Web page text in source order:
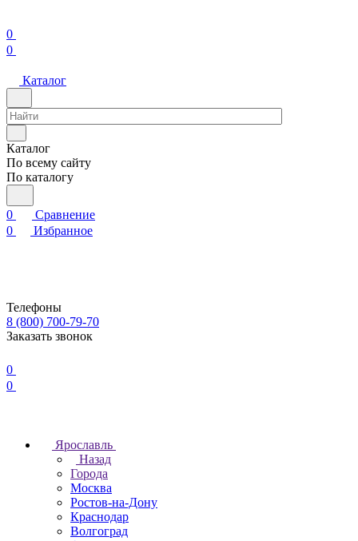
0
0
Каталог
Каталог
По всему сайту
По каталогу
0
Сравнение
0
Избранное
Телефоны
8 (800) 700-79-70
Заказать звонок
0
0
Ярославль
Назад
Города
Москва
Ростов-на-Дону
Краснодар
Волгоград